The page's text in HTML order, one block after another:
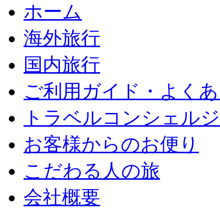
ホーム
海外旅行
国内旅行
ご利用ガイド・よく
トラベルコンシェル
お客様からのお便り
こだわる人の旅
会社概要